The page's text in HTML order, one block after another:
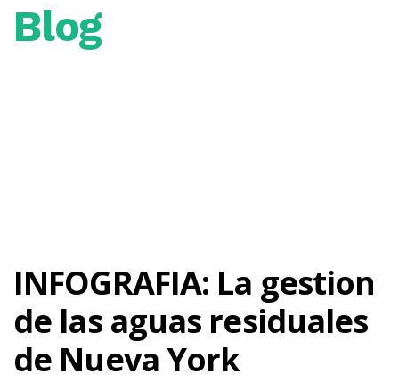
Blog
INFOGRAFIA: La gestion
de las aguas residuales
de Nueva York